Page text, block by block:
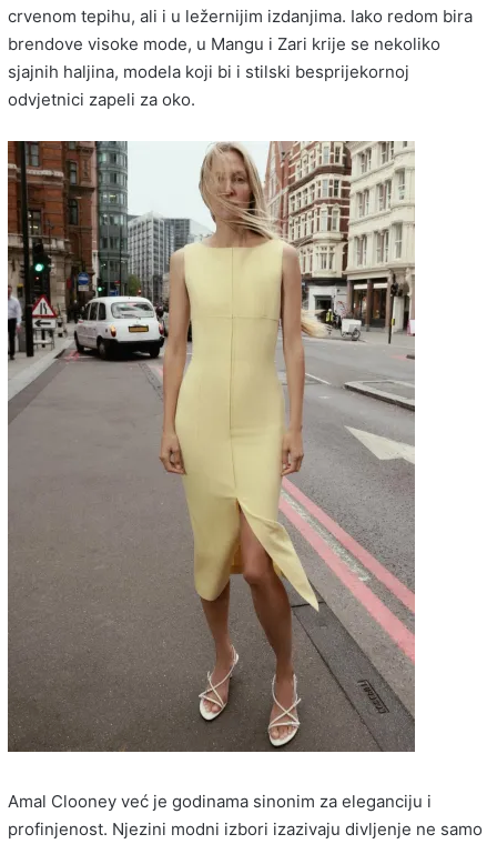
crvenom tepihu, ali i u ležernijim izdanjima. Iako redom bira
brendove visoke mode, u Mangu i Zari krije se nekoliko
sjajnih haljina, modela koji bi i stilski besprijekornoj
odvjetnici zapeli za oko.
Amal Clooney već je godinama sinonim za eleganciju i
profinjenost. Njezini modni izbori izazivaju divljenje ne samo